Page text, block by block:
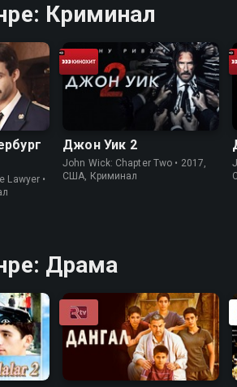
Криминал
Lawyer •
Джон Уик 2
John Wick: Chapter Two • 2017,
США, Криминал
Драма